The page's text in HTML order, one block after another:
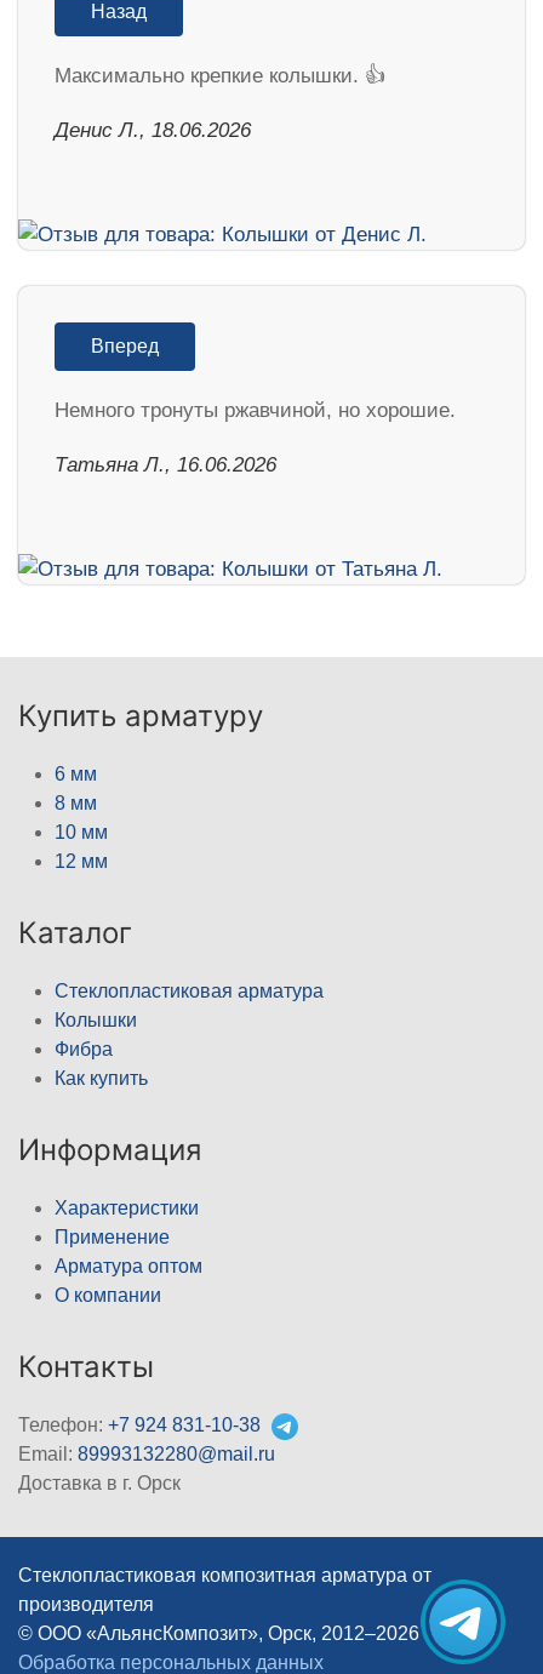
Назад
Максимально крепкие колышки. 👍
Денис Л., 18.06.2026
Вперед
Немного тронуты ржавчиной, но хорошие.
Татьяна Л., 16.06.2026
Купить арматуру
6 мм
8 мм
10 мм
12 мм
Каталог
Стеклопластиковая арматура
Колышки
Фибра
Как купить
Информация
Характеристики
Применение
Арматура оптом
О компании
Контакты
Телефон: +7 924 831-10-38
Email: 89993132280@mail.ru
Доставка в г. Орск
Стеклопластиковая композитная арматура от
производителя
© ООО «АльянсКомпозит», Орск, 2012–2026
Обработка персональных данных